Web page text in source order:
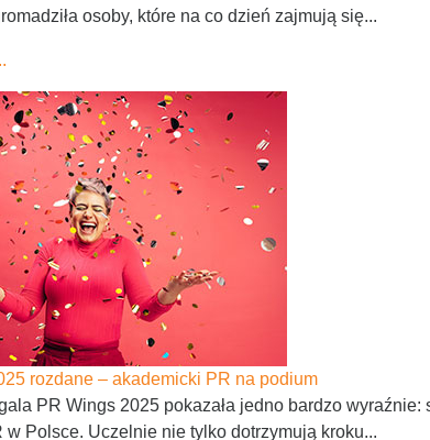
osoby, które na co dzień zajmują się...
rozdane – akademicki PR na podium
PR Wings 2025 pokazała jedno bardzo
w Polsce. Uczelnie nie tylko dotrzymują kroku...